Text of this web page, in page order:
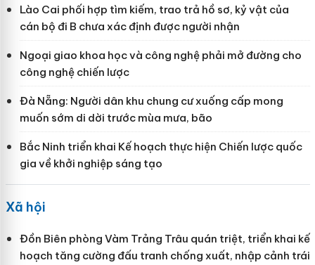
Lào Cai phối hợp tìm kiếm, trao trả hồ sơ, kỷ vật của
cán bộ đi B chưa xác định được người nhận
Ngoại giao khoa học và công nghệ phải mở đường cho
công nghệ chiến lược
Đà Nẵng: Người dân khu chung cư xuống cấp mong
muốn sớm di dời trước mùa mưa, bão
Bắc Ninh triển khai Kế hoạch thực hiện Chiến lược quốc
gia về khởi nghiệp sáng tạo
Xã hội
Đồn Biên phòng Vàm Trảng Trâu quán triệt, triển khai kế
hoạch tăng cường đấu tranh chống xuất, nhập cảnh trái